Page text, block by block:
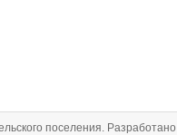
поселения.